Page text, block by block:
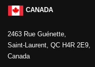
CANADA
2463 Rue Guénette,
Saint-Laurent, QC H4R 2E9,
Canada